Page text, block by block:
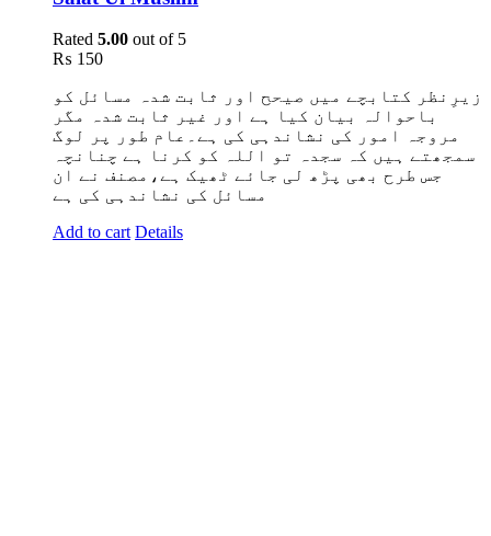
Rated 5.00 out of 5
₨ 150
زیرِنظر کتابچے میں صیحح اور ثابت شدہ مسائل کو
باحوالہ بیان کیا ہے اور غیر ثابت شدہ مگر
مروجہ امور کی نشاندہی کی ہے۔عام طور پر لوگ
سمجھتے ہیں کہ سجدہ تو اللہ کو کرنا ہے چنانچہ
جس طرح بھی پڑھ لی جائے ٹھیک ہے،مصنف نے ان
مسائل کی نشاندہی کی ہے
Add to cart Details